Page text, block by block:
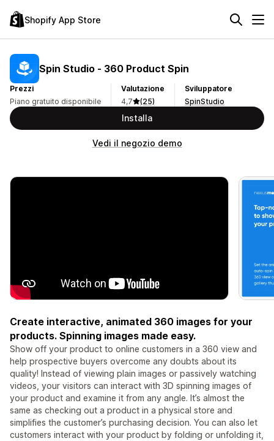
Shopify App Store
Spin Studio ‑ 360 Product Spin
Prezzi
Piano gratuito disponibile
Valutazione
4,7
(25)
Sviluppatore
SpinStudio
Installa
Vedi il negozio demo
Create interactive, animated 360 images for your
products. Spinning images made easy.
Show off your product to online customers in a 360 view and
help prospective buyers overcome any doubts about its
quality! Instead of viewing plain images or passively watching
videos, your visitors can interact with 3D spinning images of
your product and examine it from any angle. It’s almost the
same as checking out a product in a physical store and
simplifies the customer’s purchasing decision. You can also let
customers interact with your product by folding or unfolding it,